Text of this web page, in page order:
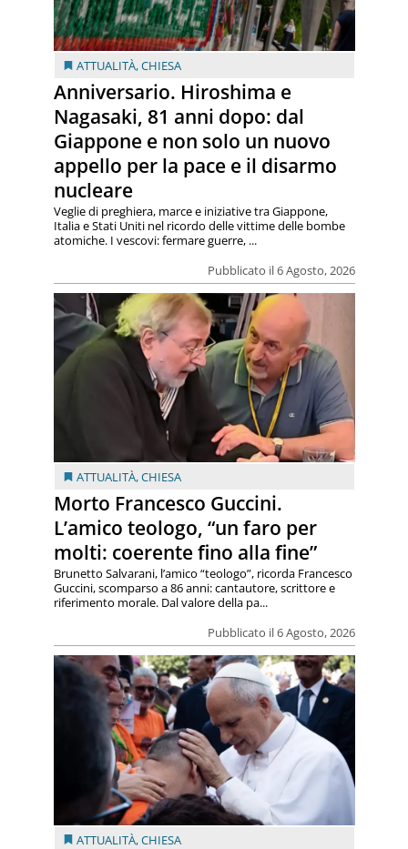
ATTUALITÀ,CHIESA
Anniversario. Hiroshima e
Nagasaki, 81 anni dopo: dal
Giappone e non solo un nuovo
appello per la pace e il disarmo
nucleare
Pubblicato il 6 Agosto, 2026
Veglie di preghiera, marce e iniziative tra Giappone,
Italia e Stati Uniti nel ricordo delle vittime delle bombe
atomiche. I vescovi: fermare guerre, ...
ATTUALITÀ,CHIESA
Morto Francesco Guccini.
L’amico teologo, “un faro per
molti: coerente fino alla fine”
Pubblicato il 6 Agosto, 2026
Brunetto Salvarani, l’amico “teologo”, ricorda Francesco
Guccini, scomparso a 86 anni: cantautore, scrittore e
riferimento morale. Dal valore della pa...
ATTUALITÀ,CHIESA